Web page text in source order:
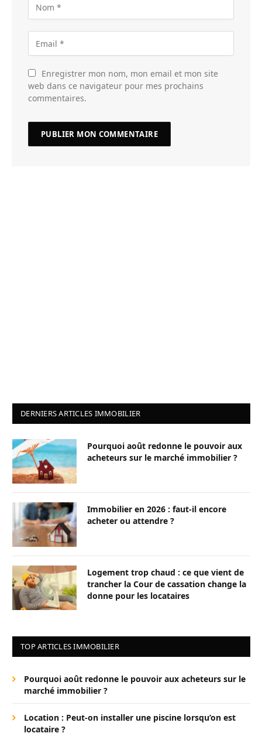
Enregistrer mon nom, mon email et mon site
web dans ce navigateur pour mes prochains
commentaires.
DERNIERS ARTICLES IMMOBILIER
Pourquoi août redonne le pouvoir aux
acheteurs sur le marché immobilier ?
Immobilier en 2026 : faut-il encore
acheter ou attendre ?
Logement trop chaud : ce que vient de
trancher la Cour de cassation change la
donne pour les locataires
TOP ARTICLES IMMOBILIER
Pourquoi août redonne le pouvoir aux acheteurs sur le
marché immobilier ?
Location : Peut-on installer une piscine lorsqu’on est
locataire ?